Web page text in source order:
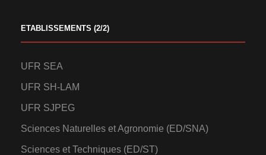
ETABLISSEMENTS (2/2)
UFR SEA
UFR SH-LAM
UFR SJPEG
Sciences Naturelles et Agronomie (ED/SNA)
Sciences et Techniques (ED/ST)